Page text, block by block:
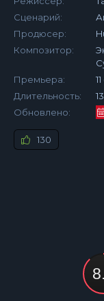
Сценарий:
Продюсер:
Композитор:
Премьера:
Длительность:
Обновлено:
130